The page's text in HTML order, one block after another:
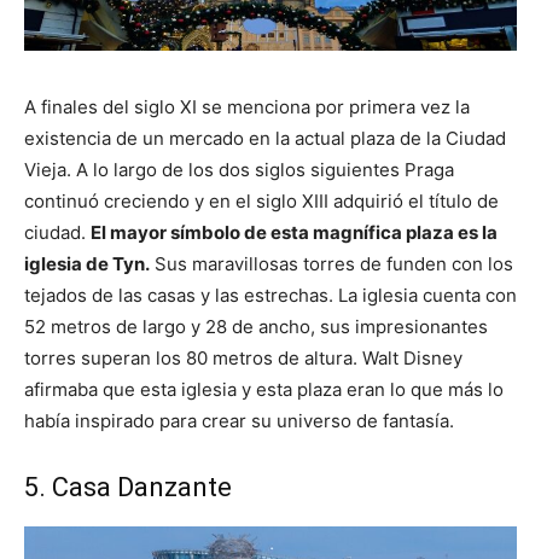
A finales del siglo XI se menciona por primera vez la
existencia de un mercado en la actual plaza de la Ciudad
Vieja. A lo largo de los dos siglos siguientes Praga
continuó creciendo y en el siglo XIII adquirió el título de
ciudad. El mayor símbolo de esta magnífica plaza es la
iglesia de Tyn. Sus maravillosas torres de funden con los
tejados de las casas y las estrechas. La iglesia cuenta con
52 metros de largo y 28 de ancho, sus impresionantes
torres superan los 80 metros de altura. Walt Disney
afirmaba que esta iglesia y esta plaza eran lo que más lo
había inspirado para crear su universo de fantasía.
5. Casa Danzante